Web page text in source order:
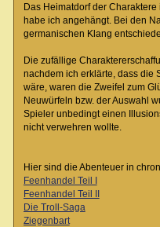
Das Heimatdorf der Charaktere
habe ich angehängt. Bei den
germanischen Klang
Die zufällige
nachdem ich erklärte, dass die
wäre, waren die Zweifel zum
Neuwürfeln bzw. der Auswahl
Spieler unbedingt einen
nicht verwehren wollte.
Hier sind die Abenteuer in
Feenhandel Teil I
Feenhandel Teil II
Die Troll-Saga
Ziegenbart